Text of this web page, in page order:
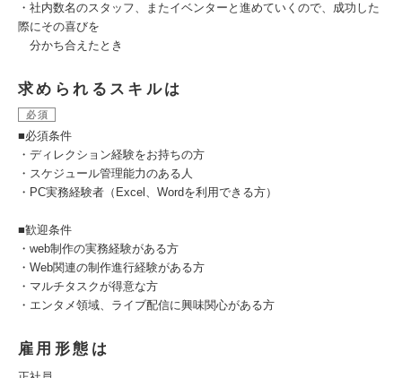
・社内数名のスタッフ、またイベンターと進めていくので、成功した
際にその喜びを
分かち合えたとき
求められるスキルは
必須
■必須条件
・ディレクション経験をお持ちの方
・スケジュール管理能力のある人
・PC実務経験者（Excel、Wordを利用できる方）
■歓迎条件
・web制作の実務経験がある方
・Web関連の制作進行経験がある方
・マルチタスクが得意な方
・エンタメ領域、ライブ配信に興味関心がある方
雇用形態は